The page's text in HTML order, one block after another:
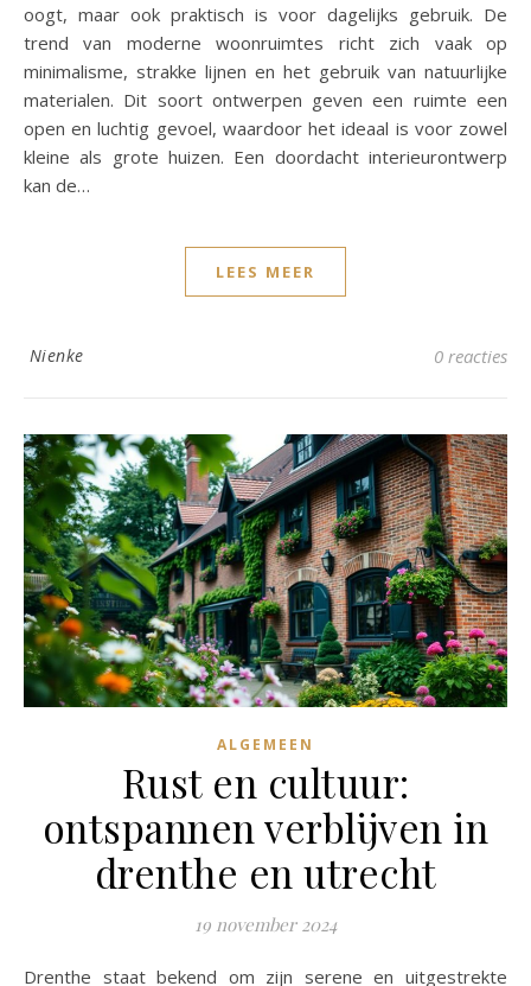
oogt, maar ook praktisch is voor dagelijks gebruik. De
trend van moderne woonruimtes richt zich vaak op
minimalisme, strakke lijnen en het gebruik van natuurlijke
materialen. Dit soort ontwerpen geven een ruimte een
open en luchtig gevoel, waardoor het ideaal is voor zowel
kleine als grote huizen. Een doordacht interieurontwerp
kan de…
LEES MEER
Nienke 0 reacties
ALGEMEEN
Rust en cultuur:
ontspannen verblijven in
drenthe en utrecht
19 november 2024
Drenthe staat bekend om zijn serene en uitgestrekte